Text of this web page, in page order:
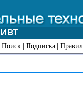
Поиск | Подписка |